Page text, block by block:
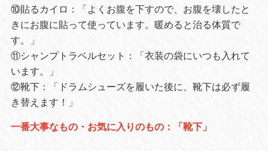
⑩貼るカイロ：「よくお腹を下すので、お腹を壊したと
きにお腹に貼って使っています。暖めると治る体質で
す。」
⑪シャンプトラベルセット：「衣装の袋にいつも入れて
います。」
⑫靴下：「ドラムシューズを履いた後に、靴下は必ず履
き替えます！」
一番大事なもの・お気に入りのもの：「靴下」